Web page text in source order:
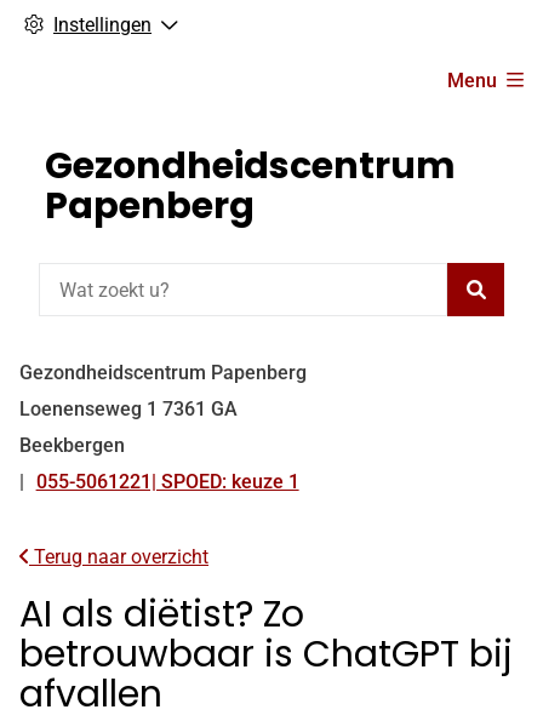
Instellingen
Menu
Gezondheidscentrum
Papenberg
Gezondheidscentrum Papenberg
Loenenseweg 1 7361 GA
Beekbergen
Tel:
055-5061221| SPOED: keuze 1
Terug naar overzicht
AI als diëtist? Zo
betrouwbaar is ChatGPT bij
afvallen